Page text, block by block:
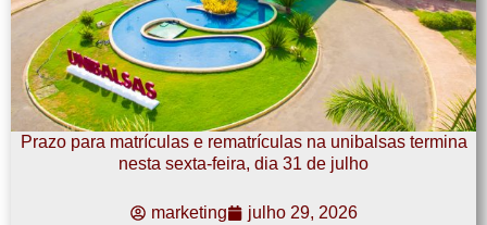
Prazo para matrículas e rematrículas na unibalsas termina
nesta sexta-feira, dia 31 de julho
marketing julho 29, 2026